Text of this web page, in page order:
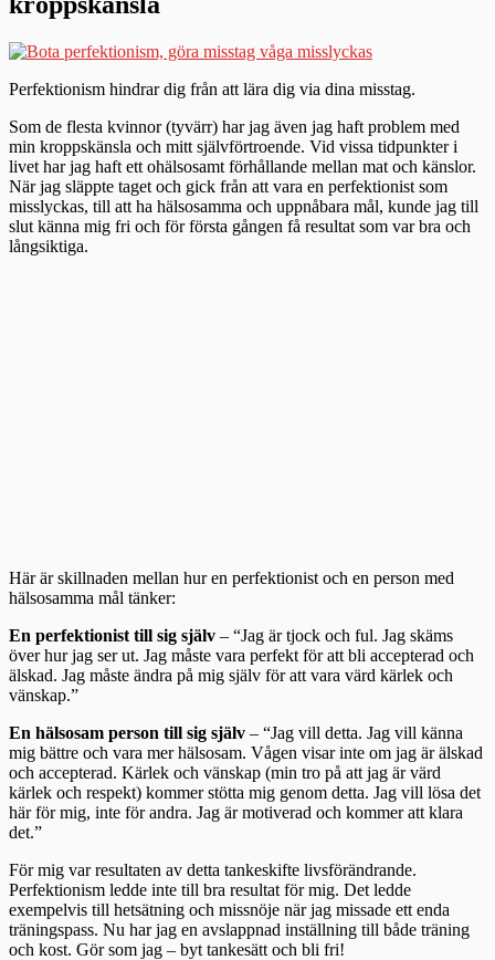
Perfektionism hindrar dig från att lära dig via dina misstag.
Som de flesta kvinnor (tyvärr) har jag även jag haft problem med
min kroppskänsla och mitt självförtroende. Vid vissa tidpunkter i
livet har jag haft ett ohälsosamt förhållande mellan mat och känslor.
När jag släppte taget och gick från att vara en perfektionist som
misslyckas, till att ha hälsosamma och uppnåbara mål, kunde jag till
slut känna mig fri och för första gången få resultat som var bra och
långsiktiga.
Här är skillnaden mellan hur en perfektionist och en person med
hälsosamma mål tänker:
En perfektionist till sig själv – “Jag är tjock och ful. Jag skäms
över hur jag ser ut. Jag måste vara perfekt för att bli accepterad och
älskad. Jag måste ändra på mig själv för att vara värd kärlek och
vänskap.”
En hälsosam person till sig själv – “Jag vill detta. Jag vill känna
mig bättre och vara mer hälsosam. Vågen visar inte om jag är älskad
och accepterad. Kärlek och vänskap (min tro på att jag är värd
kärlek och respekt) kommer stötta mig genom detta. Jag vill lösa det
här för mig, inte för andra. Jag är motiverad och kommer att klara
det.”
För mig var resultaten av detta tankeskifte livsförändrande.
Perfektionism ledde inte till bra resultat för mig. Det ledde
exempelvis till hetsätning och missnöje när jag missade ett enda
träningspass. Nu har jag en avslappnad inställning till både träning
och kost. Gör som jag – byt tankesätt och bli fri!